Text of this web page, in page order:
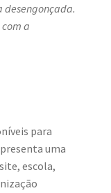
desengonçada.
a
para
uma
escola,